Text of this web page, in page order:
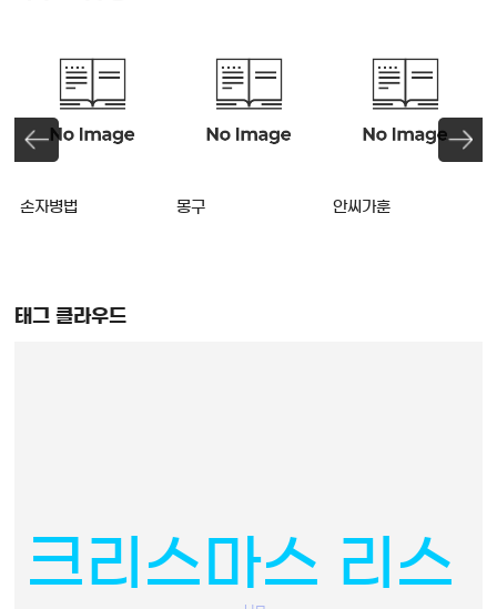
손자병법 몽구 안씨가훈
태그 클라우드
크리스마스 리스